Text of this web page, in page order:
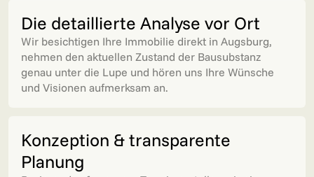
Die detaillierte Analyse vor Ort
Wir besichtigen Ihre Immobilie direkt in Augsburg,
nehmen den aktuellen Zustand der Bausubstanz
genau unter die Lupe und hören uns Ihre Wünsche
und Visionen aufmerksam an.
Konzeption & transparente
Planung